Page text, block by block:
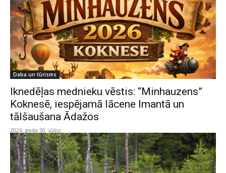
Daba un tūrisms
Iknedēļas mednieku vēstis: “Minhauzens”
Koknesē, iespējamā lācene Imantā un
tālšaušana Ādažos
2026. gada 30. jūlijs